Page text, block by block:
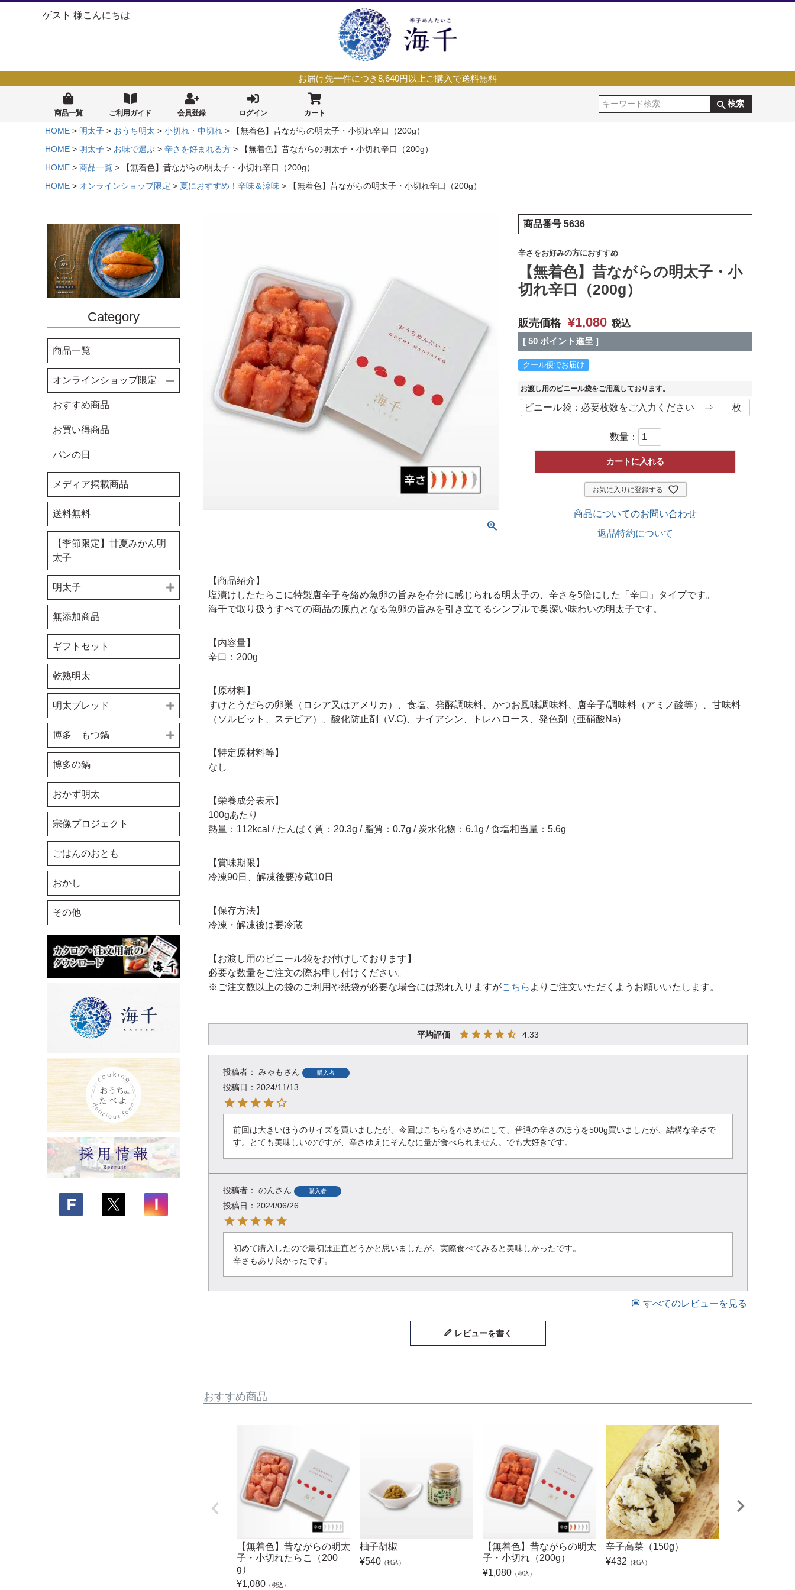
ゲスト 様こんにちは
お届け先一件につき8,640円以上ご購入で送料無料
商品一覧 ご利用ガイド 会員登録 ログイン カート
検索
HOME 明太子 おうち明太 小切れ・中切れ
【無着色】昔ながらの明太子・小切れ辛口（200g）
HOME
明太子 お味で選ぶ 辛さを好まれる方
【無着色】昔ながらの明太子・小切れ辛口（200g）
HOME
商品一覧
【無着色】昔ながらの明太子・小切れ辛口（200g）
HOME
オンラインショップ限定 夏におすすめ！辛味＆涼味 【無着色】昔ながらの明太子・小切れ辛口（200g）
Category
商品一覧
オンラインショップ限定
おすすめ商品
お買い得商品
パンの日
メディア掲載商品
送料無料
【季節限定】甘夏みかん明
太子
明太子
【受注生産】できたて明太
おうち明太
小切れ・中切れ
贈答用明太子
無着色明太子【箱】
無着色明太子【樽入】
お味で選ぶ
匠
昆布
柚子
味噌
辛さを好まれる方
昔ながらの明太子
宗像の素材を使った明太
子
あごだし
無添加商品
ギフトセット
乾熟明太
明太ブレッド
博多 明太フランス
博多 明太トースト
博多 もつ鍋
博多もつ鍋 醤油
博多もつ鍋 味噌
博多もつ鍋 塩
博多明太もつ鍋 醤油
博多明太もつ鍋 塩
エコ包装（保冷バッグな
し）
博多もつ鍋 もつ2倍
博多の鍋
おかず明太
宗像プロジェクト
ごはんのおとも
おかし
その他
商品番号 5636
辛さをお好みの方におすすめ
【無着色】昔ながらの明太子・小
切れ辛口（200g）
販売価格 ¥1,080 税込
[ 50 ポイント進呈 ]
クール便でお届け
お渡し用のビニール袋をご用意しております。
数量：
カートに入れる
お気に入りに登録する
商品についてのお問い合わせ
返品特約について
【商品紹介】
塩漬けしたたらこに特製唐辛子を絡め魚卵の旨みを存分に感じられる明太子の、辛さを5倍にした「辛口」タイプです。
海千で取り扱うすべての商品の原点となる魚卵の旨みを引き立てるシンプルで奥深い味わいの明太子です。
【内容量】
辛口：200g
【原材料】
すけとうだらの卵巣（ロシア又はアメリカ）、食塩、発酵調味料、かつお風味調味料、唐辛子/調味料（アミノ酸等）、甘味料
（ソルビット、ステビア）、酸化防止剤（V.C)、ナイアシン、トレハロース、発色剤（亜硝酸Na)
【特定原材料等】
なし
【栄養成分表示】
100gあたり
熱量：112kcal / たんぱく質：20.3g / 脂質：0.7g / 炭水化物：6.1g / 食塩相当量：5.6g
【賞味期限】
冷凍90日、解凍後要冷蔵10日
【保存方法】
冷凍・解凍後は要冷蔵
【お渡し用のビニール袋をお付けしております】
必要な数量をご注文の際お申し付けください。
※ご注文数以上の袋のご利用や紙袋が必要な場合には恐れ入りますがこちら よりご注文いただくようお願いいたします。
4.33
みゃも 購入者
投稿日 2024/11/13
前回は大きいほうのサイズを買いましたが、今回はこちらを小さめにして、普通の辛さのほうを500g買いましたが、結構な辛さで
す。とても美味しいのですが、辛さゆえにそんなに量が食べられません。でも大好きです。
のん 購入者
投稿日 2024/06/26
初めて購入したので最初は正直どうかと思いましたが、実際食べてみると美味しかったです。
辛さもあり良かったです。
すべてのレビューを見る
レビューを書く
おすすめ商品
【無着色】昔ながらの明太
子・小切れたらこ（200
g）
¥1,080 （税込）
柚子胡椒
¥540 （税込）
【無着色】昔ながらの明太
子・小切れ（200g）
¥1,080 （税込）
辛子高菜（150g）
¥432 （税込）